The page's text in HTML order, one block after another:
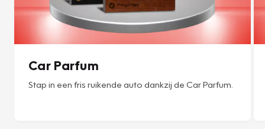
Car Parfum
Stap in een fris ruikende auto dankzij de Car Parfum.